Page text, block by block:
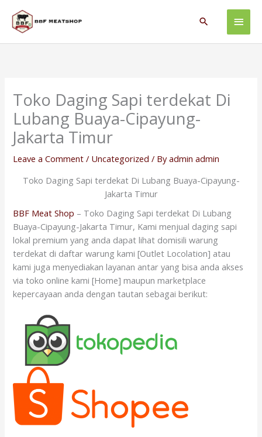
content
Main
Search
Toko Daging Sapi terdekat Di
Lubang Buaya-Cipayung-
Jakarta Timur
Leave a Comment / Uncategorized / Byadmin admin
Toko Daging Sapi terdekat Di Lubang Buaya-Cipayung-
Jakarta Timur
BBF Meat Shop – Toko Daging Sapi terdekat Di Lubang
Buaya-Cipayung-Jakarta Timur, Kami menjual daging sapi
lokal premium yang anda dapat lihat domisili warung
terdekat di daftar warung kami [Outlet Locolation] atau
kami juga menyediakan layanan antar yang bisa anda akses
via toko online kami [Home] maupun marketplace
kepercayaan anda dengan tautan sebagai berikut: